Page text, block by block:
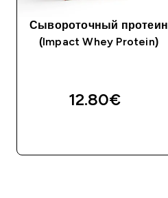
Сывороточный протеин
(Impact Whey Protein)
12.80€‎